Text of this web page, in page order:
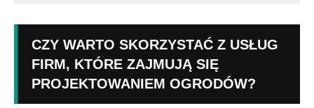
CZY WARTO SKORZYSTAĆ Z USŁUG
FIRM, KTÓRE ZAJMUJĄ SIĘ
PROJEKTOWANIEM OGRODÓW?